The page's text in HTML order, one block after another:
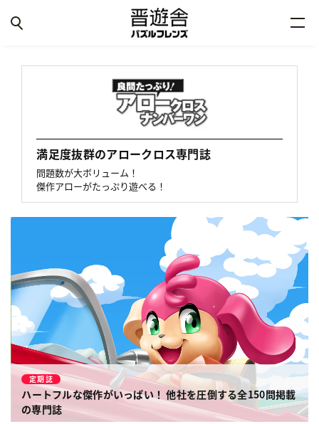
満足度抜群のアロークロス専門誌
問題数が大ボリューム！
傑作アローがたっぷり遊べる！
定期誌
ハートフルな傑作がいっぱい！ 他社を圧倒する全150問掲載
の専門誌